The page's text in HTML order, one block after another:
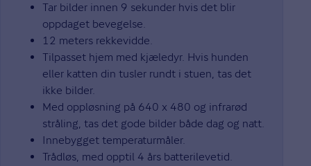
Tar bilder innen 9 sekunder hvis det blir
oppdaget bevegelse.
12 meters rekkevidde.
Tilpasset hjem med kjæledyr. Hvis hunden
eller katten din tusler rundt i stuen, tas det
ikke bilder.
Med oppløsning på 640 x 480 og infrarød
stråling, tas det gode bilder både dag og natt.
Innebygget temperaturmåler.
Trådløs, med opptil 4 års batterilevetid.